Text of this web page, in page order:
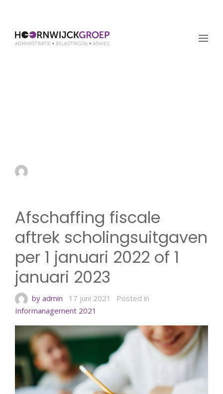
Afschaffing fiscale
aftrek scholingsuitgaven
per 1 januari 2022 of 1
januari 2023
by admin 17 juni 2021
Posted in
Informanagement 2021